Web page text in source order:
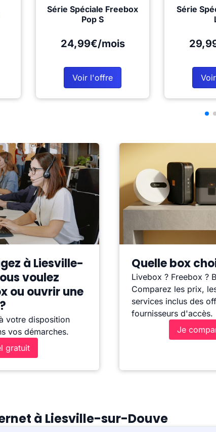
Série Spéciale Freebox
Pop S
24,99€/mois
Voir l'offre
Série
à Liesville-
voulez
ou ouvrir une
votre disposition
vos démarches.
gratuit
Quelle box
Livebox ? Freebox ?
Comparez les prix,
services inclus des
fournisseurs d'accès.
Je
à Liesville-sur-Douve